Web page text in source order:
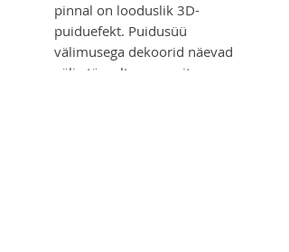
pinnal on looduslik 3D-
puiduefekt. Puidusüü
välimusega dekoorid näevad
välja täpselt nagu puit.